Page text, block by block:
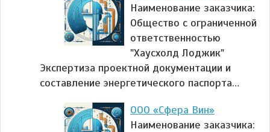
Наименование заказчика:
Общество с ограниченной
ответственностью
"Хаусхолд Лоджик"
Экспертиза проектной документации и
составление энергетического паспорта…
ООО «Сфера Вин»
Наименование заказчика: